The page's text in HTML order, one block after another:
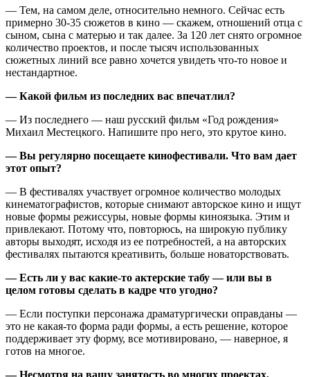
— Тем, на самом деле, относительно немного. Сейчас есть
примерно 30-35 сюжетов в кино — скажем, отношений отца с
сыном, сына с матерью и так далее. За 120 лет снято огромное
количество проектов, и после тысяч использованных
сюжетных линий все равно хочется увидеть что-то новое и
нестандартное.
— Какой фильм из последних вас впечатлил?
— Из последнего — наш русский фильм «Год рождения»
Михаил Местецкого. Напишите про него, это крутое кино.
— Вы регулярно посещаете кинофестивали. Что вам дает
этот опыт?
— В фестивалях участвует огромное количество молодых
кинематографистов, которые снимают авторское кино и ищут
новые формы режиссуры, новые формы киноязыка. Этим и
привлекают. Потому что, повторюсь, на широкую публику
авторы выходят, исходя из ее потребностей, а на авторских
фестивалях пытаются креативить, больше новаторствовать.
— Есть ли у вас какие-то актерские табу — или вы в
целом готовы сделать в кадре что угодно?
— Если поступки персонажа драматургически оправданы —
это не какая-то форма ради формы, а есть решение, которое
поддерживает эту форму, все мотивировано, — наверное, я
готов на многое.
— Несмотря на вашу занятость во многих проектах,